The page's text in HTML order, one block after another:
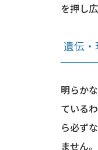
を押し
遺伝
明らか
ている
ら必ず
ません